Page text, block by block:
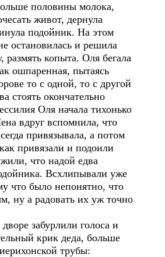
половины молока,
живот, дернула
подойник. На этом
остановилась и решила
размять копыта. Оля бегала
ошпаренная, пытаясь
то с одной, то с другой
стоять окончательно
Оля начала тихонько
вдруг вспомнила, что
привязывала, а потом
привязали и подоили
что надой едва
Всхлипывали уже
что было непонятно, что
ну а радовать их уж точно
забурлили голоса и
крик деда, больше
трубы: